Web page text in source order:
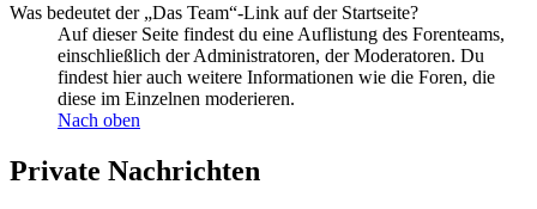
Was bedeutet der „Das Team“-Link auf der Startseite?
Auf dieser Seite findest du eine Auflistung des Forenteams,
einschließlich der Administratoren, der Moderatoren. Du
findest hier auch weitere Informationen wie die Foren, die
diese im Einzelnen moderieren.
Nach oben
Private Nachrichten